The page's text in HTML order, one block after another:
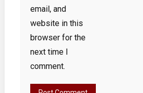
email, and
website in this
browser for the
next time I
comment.